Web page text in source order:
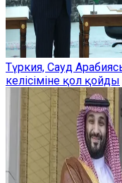
Түркия, Сауд
келісіміне қол қойды